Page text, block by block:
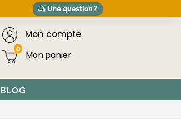
Une question ?
Mon compte
0
BLOG